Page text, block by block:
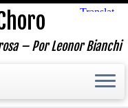
– Por Leonor Bianchi